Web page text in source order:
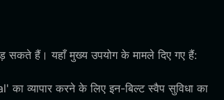
सकते हैं। यहाँ मुख्य उपयोग के मामले दिए गए हैं:
व्यापार करने के लिए इन-बिल्ट स्वैप सुविधा का